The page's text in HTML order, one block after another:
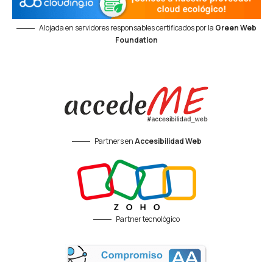
Alojada en servidores responsables certificados por la Green Web
Foundation
Partners enAccesibilidad Web
Partner tecnológico